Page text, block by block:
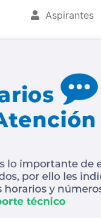
Aspirantes